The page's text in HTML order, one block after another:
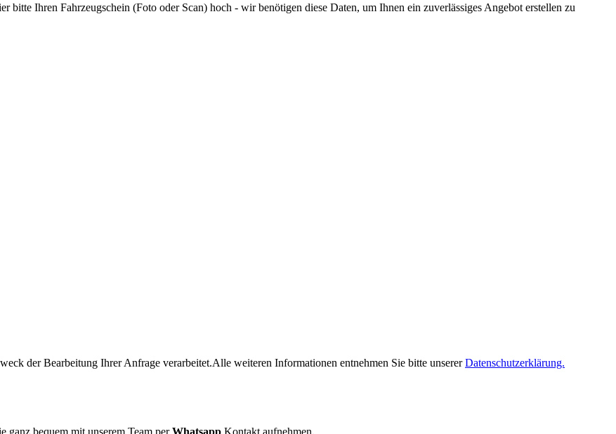
bitte Ihren Fahrzeugschein (Foto oder Scan) hoch - wir benötigen diese Daten, um Ihnen ein zuverlässiges Angebot erstellen zu
der Bearbeitung Ihrer Anfrage verarbeitet.Alle weiteren Informationen entnehmen Sie bitte unsererDatenschutzerklärung.